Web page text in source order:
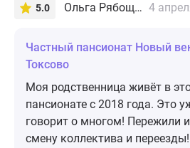
5.0 Ольга Рябощук 4
Частный пансионат Новый
Токсово
Моя родственница живёт в
пансионате с 2018 года. Это
говорит о многом! Пережили и
смену коллектива и переезды!